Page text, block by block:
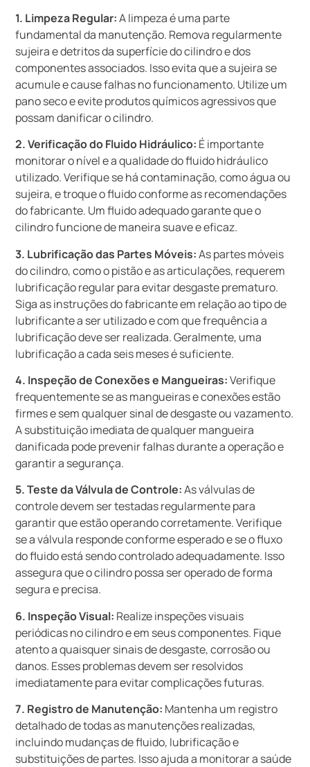
1. Limpeza Regular:A limpeza é uma parte
fundamental da manutenção. Remova regularmente
sujeira e detritos da superfície do cilindro e dos
componentes associados. Isso evita que a sujeira se
acumule e cause falhas no funcionamento. Utilize um
pano seco e evite produtos químicos agressivos que
possam danificar o cilindro.
2. Verificação do Fluido Hidráulico: É importante
monitorar o nível e a qualidade do fluido hidráulico
utilizado. Verifique se há contaminação, como água ou
sujeira, e troque o fluido conforme as recomendações
do fabricante. Um fluido adequado garante que o
cilindro funcione de maneira suave e eficaz.
3. Lubrificação das Partes Móveis:As partes móveis
do cilindro, como o pistão e as articulações, requerem
lubrificação regular para evitar desgaste prematuro.
Siga as instruções do fabricante em relação ao tipo de
lubrificante a ser utilizado e com que frequência a
lubrificação deve ser realizada. Geralmente, uma
lubrificação a cada seis meses é suficiente.
4. Inspeção de Conexões e Mangueiras:Verifique
frequentemente se as mangueiras e conexões estão
firmes e sem qualquer sinal de desgaste ou vazamento.
A substituição imediata de qualquer mangueira
danificada pode prevenir falhas durante a operação e
garantir a segurança.
5. Teste da Válvula de Controle:As válvulas de
controle devem ser testadas regularmente para
garantir que estão operando corretamente. Verifique
se a válvula responde conforme esperado e se o fluxo
do fluido está sendo controlado adequadamente. Isso
assegura que o cilindro possa ser operado de forma
segura e precisa.
6. Inspeção Visual: Realize inspeções visuais
periódicas no cilindro e em seus componentes. Fique
atento a quaisquer sinais de desgaste, corrosão ou
danos. Esses problemas devem ser resolvidos
imediatamente para evitar complicações futuras.
7. Registro de Manutenção: Mantenha um registro
detalhado de todas as manutenções realizadas,
incluindo mudanças de fluido, lubrificação e
substituições de partes. Isso ajuda a monitorar a saúde